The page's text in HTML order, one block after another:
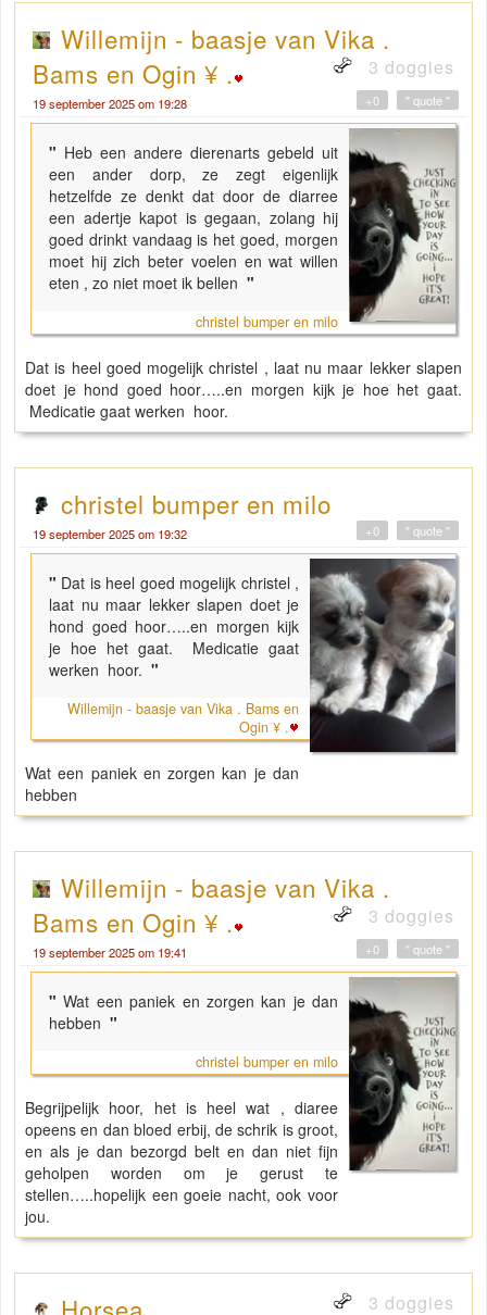
Willemijn - baasje van Vika .
Bams en Ogin ¥ .
3 doggies
19 september 2025 om 19:28 " quote "
+0
" Heb een andere dierenarts gebeld uit
een ander dorp, ze zegt eigenlijk
hetzelfde ze denkt dat door de diarree
een adertje kapot is gegaan, zolang hij
goed drinkt vandaag is het goed, morgen
moet hij zich beter voelen en wat willen
eten , zo niet moet ik bellen "
christel bumper en milo
Dat is heel goed mogelijk christel , laat nu maar lekker slapen
doet je hond goed hoor…..en morgen kijk je hoe het gaat.
Medicatie gaat werken hoor.
christel bumper en milo
19 september 2025 om 19:32 " quote "
+0
" Dat is heel goed mogelijk christel ,
laat nu maar lekker slapen doet je
hond goed hoor…..en morgen kijk
je hoe het gaat. Medicatie gaat
werken hoor. "
Willemijn - baasje van Vika . Bams en
Ogin ¥ .
Wat een paniek en zorgen kan je dan
hebben
Willemijn - baasje van Vika .
Bams en Ogin ¥ .
3 doggies
19 september 2025 om 19:41 " quote "
+0
"Wat een paniek en zorgen kan je dan
hebben "
christel bumper en milo
Begrijpelijk hoor, het is heel wat , diaree
opeens en dan bloed erbij, de schrik is groot,
en als je dan bezorgd belt en dan niet fijn
geholpen worden om je gerust te
stellen…..hopelijk een goeie nacht, ook voor
jou.
3 doggies